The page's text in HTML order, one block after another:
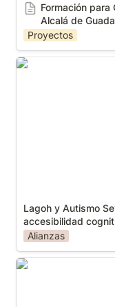
Formación
Alcalá de
Proyectos
Lagoh y Autismo
Lagoh y Autismo
accesibilidad
Alianzas
“Comer bien, Vivir